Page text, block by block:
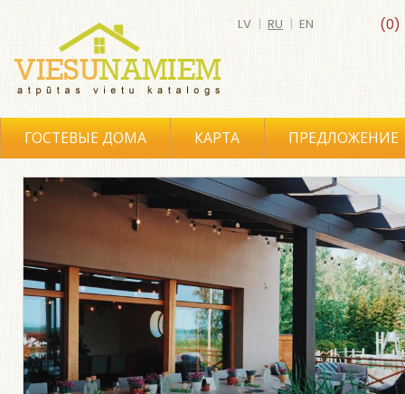
(0)
LV | RU | EN
ГОСТЕВЫЕ ДОМА КАРТА ПРЕДЛОЖЕНИЕ